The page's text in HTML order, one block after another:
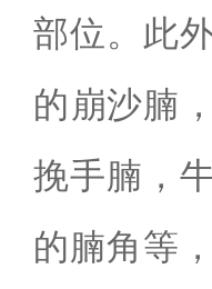
部位‌。此
的‌崩沙腩‌
挽手腩‌，
的腩角等